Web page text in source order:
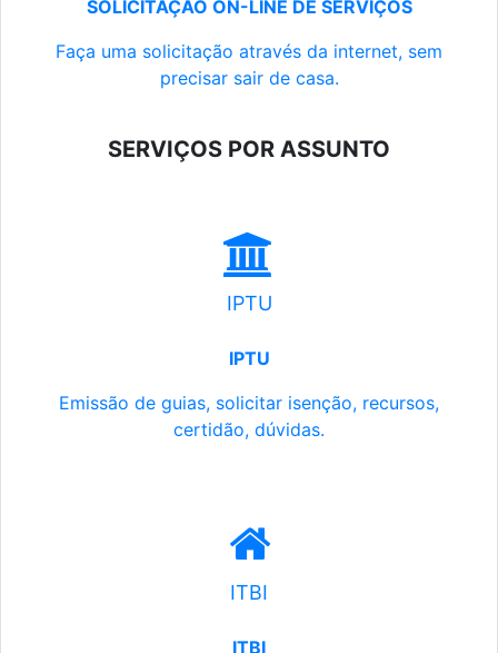
SOLICITAÇÃO ON-LINE DE SERVIÇOS
Faça uma solicitação através da internet, sem
precisar sair de casa.
SERVIÇOS POR ASSUNTO
IPTU
IPTU
Emissão de guias, solicitar isenção, recursos,
certidão, dúvidas.
ITBI
ITBI